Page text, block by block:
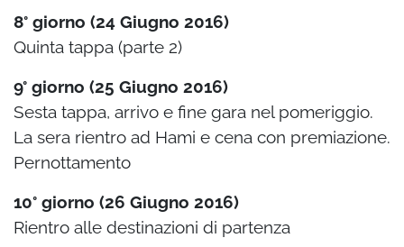
8° giorno (24 Giugno 2016)
Quinta tappa (parte 2)
9° giorno (25 Giugno 2016)
Sesta tappa, arrivo e fine gara nel pomeriggio.
La sera rientro ad Hami e cena con premiazione.
Pernottamento
10° giorno (26 Giugno 2016)
Rientro alle destinazioni di partenza